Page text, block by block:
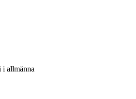
allmänna